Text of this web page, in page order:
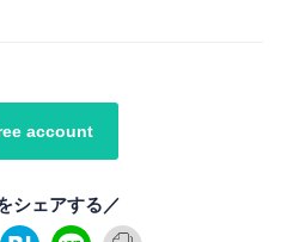
account
シェアする／